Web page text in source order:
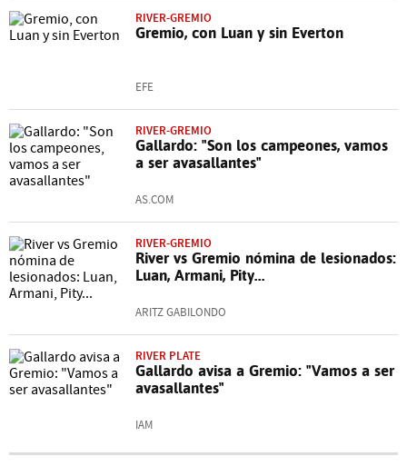
RIVER-GREMIO
Gremio, con Luan y sin Everton
EFE
RIVER-GREMIO
Gallardo: "Son los campeones, vamos
a ser avasallantes"
AS.COM
RIVER-GREMIO
River vs Gremio nómina de lesionados:
Luan, Armani, Pity...
ARITZ GABILONDO
RIVER PLATE
Gallardo avisa a Gremio: "Vamos a ser
avasallantes"
IAM